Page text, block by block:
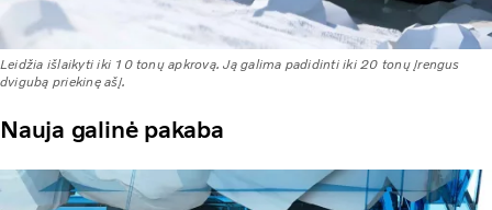
Leidžia išlaikyti iki 10 tonų apkrovą. Ją galima padidinti iki 20 tonų įrengus
dvigubą priekinę ašį.
Nauja galinė pakaba